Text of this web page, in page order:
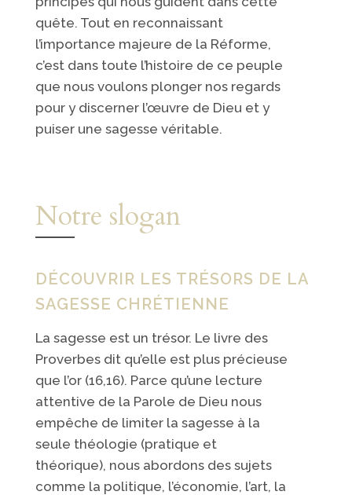
quête. Tout en reconnaissant
l’importance majeure de la Réforme,
c’est dans toute l’histoire de ce peuple
que nous voulons plonger nos regards
pour y discerner l’œuvre de Dieu et y
puiser une sagesse véritable.
Notre slogan
DÉCOUVRIR LES TRÉSORS DE LA
SAGESSE CHRÉTIENNE
La sagesse est un trésor. Le livre des
Proverbes dit qu’elle est plus précieuse
que l’or (16,16). Parce qu’une lecture
attentive de la Parole de Dieu nous
empêche de limiter la sagesse à la
seule théologie (pratique et
théorique), nous abordons des sujets
comme la politique, l’économie, l’art, la